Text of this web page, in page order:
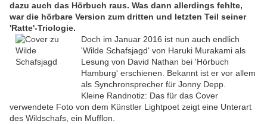
dazu auch das Hörbuch raus. Was dann allerdings fehlte,
war die hörbare Version zum dritten und letzten Teil seiner
'Ratte'-Triologie.
Doch im Januar 2016 ist nun auch endlich
'Wilde Schafsjagd' von Haruki Murakami als
Lesung von David Nathan bei 'Hörbuch
Hamburg' erschienen. Bekannt ist er vor allem
als Synchronsprecher für Jonny Depp.
Kleine Randnotiz: Das für das Cover
verwendete Foto von dem Künstler Lightpoet zeigt eine Unterart
des Wildschafs, ein Mufflon.